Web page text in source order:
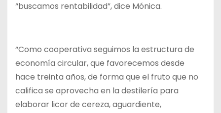
“buscamos rentabilidad”, dice Mónica.
“Como cooperativa seguimos la estructura de
economía circular, que favorecemos desde
hace treinta años, de forma que el fruto que no
califica se aprovecha en la destilería para
elaborar licor de cereza, aguardiente,